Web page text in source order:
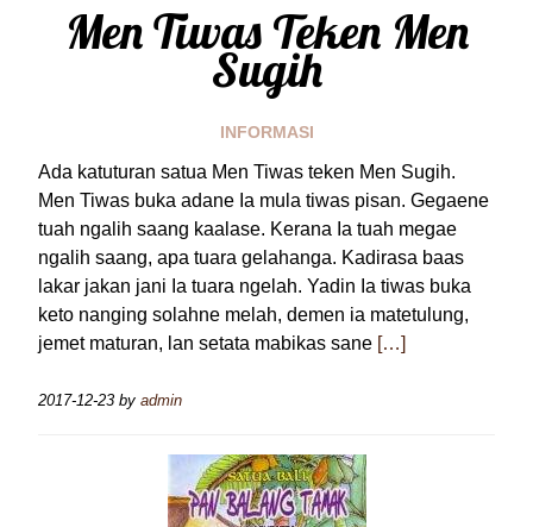
Men Tiwas Teken Men
Sugih
INFORMASI
Ada katuturan satua Men Tiwas teken Men Sugih.
Men Tiwas buka adane Ia mula tiwas pisan. Gegaene
tuah ngalih saang kaalase. Kerana Ia tuah megae
ngalih saang, apa tuara gelahanga. Kadirasa baas
lakar jakan jani Ia tuara ngelah. Yadin Ia tiwas buka
keto nanging solahne melah, demen ia matetulung,
jemet maturan, lan setata mabikas sane […]
2017-12-23 by admin